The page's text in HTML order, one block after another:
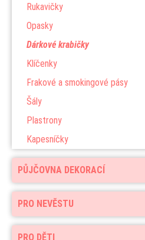
PŮJČOVNA DEKORACÍ
PRO NEVĚSTU
Rukavičky
Opasky
Dárkové krabičky
Klíčenky
Frakové a smokingové pásy
Šály
Plastrony
Kapesníčky
PRO DĚTI